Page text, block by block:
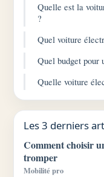
Quelle est la
?
Quel voiture
Quel budget pour
Quelle voiture
Les 3 derniers
Comment choisir
tromper
Mobilité pro